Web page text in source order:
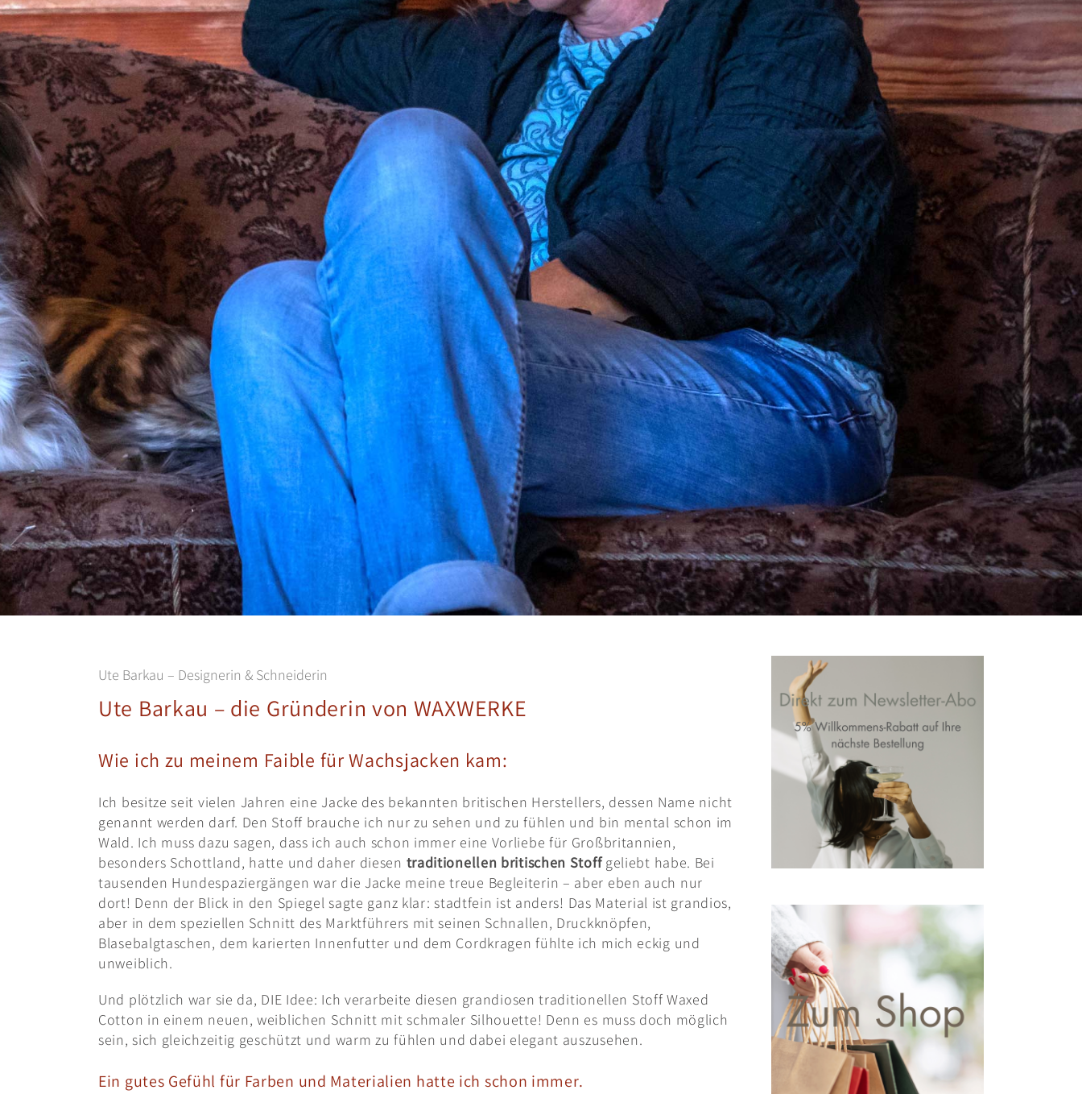
Ute Barkau – Designerin & Schneiderin
Ute Barkau – die Gründerin von WAXWERKE
Wie ich zu meinem Faible für Wachsjacken kam:
Ich besitze seit vielen Jahren eine Jacke des bekannten britischen Herstellers, dessen Name nicht
genannt werden darf. Den Stoff brauche ich nur zu sehen und zu fühlen und bin mental schon im
Wald. Ich muss dazu sagen, dass ich auch schon immer eine Vorliebe für Großbritannien,
besonders Schottland, hatte und daher diesen traditionellen britischen Stoffgeliebt habe. Bei
tausenden Hundespaziergängen war die Jacke meine treue Begleiterin – aber eben auch nur
dort! Denn der Blick in den Spiegel sagte ganz klar: stadtfein ist anders! Das Material ist grandios,
aber in dem speziellen Schnitt des Marktführers mit seinen Schnallen, Druckknöpfen,
Blasebalgtaschen, dem karierten Innenfutter und dem Cordkragen fühlte ich mich eckig und
unweiblich.
Und plötzlich war sie da, DIE Idee: Ich verarbeite diesen grandiosen traditionellen Stoff Waxed
Cotton in einem neuen, weiblichen Schnitt mit schmaler Silhouette! Denn es muss doch möglich
sein, sich gleichzeitig geschützt und warm zu fühlen und dabei elegant auszusehen.
Ein gutes Gefühl für Farben und Materialien hatte ich schon immer.